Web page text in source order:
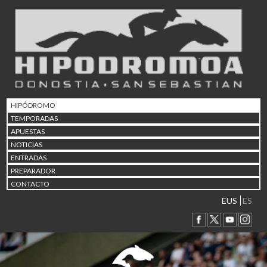
HIPÓDROMO
TEMPORADAS
APUESTAS
NOTICIAS
ENTRADAS
PREPARADOR
CONTACTO
EUS ES
02/08 17:30 Abuztuaren 2a / 2 de
Abuztuaren 9a / 9 de
12/08 12:08 Abuztaren 12a / 12 de
15/08 17:05 Abuztuaren 15a / 15 de
23/08 17:30 Abuztuaren 23a / 23 de
30/08 17:30 Abuztuaren 30a / 30 de
02/09 11:15
06/09 17:30 Irailaren 6a / 6 de
Irailaren 13a / 13 de
30/09 11:30 Irailaren 30a / 30 de